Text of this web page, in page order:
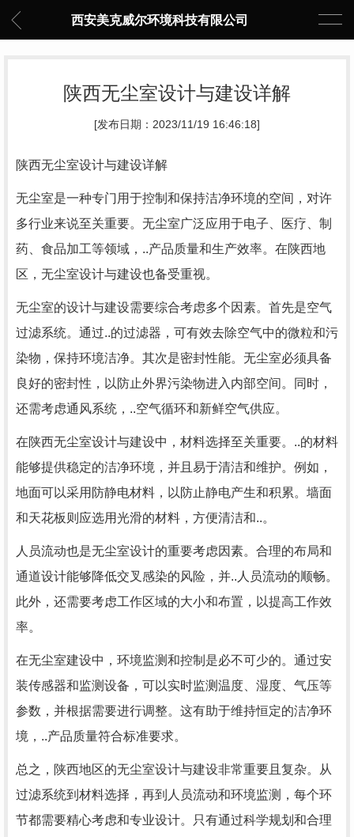
西安美克威尔环境科技有限公司
陕西无尘室设计与建设详解
[发布日期：2023/11/19 16:46:18]
陕西无尘室设计与建设详解
无尘室是一种专门用于控制和保持洁净环境的空间，对许
多行业来说至关重要。无尘室广泛应用于电子、医疗、制
药、食品加工等领域，..产品质量和生产效率。在陕西地
区，无尘室设计与建设也备受重视。
无尘室的设计与建设需要综合考虑多个因素。首先是空气
过滤系统。通过..的过滤器，可有效去除空气中的微粒和污
染物，保持环境洁净。其次是密封性能。无尘室必须具备
良好的密封性，以防止外界污染物进入内部空间。同时，
还需考虑通风系统，..空气循环和新鲜空气供应。
在陕西无尘室设计与建设中，材料选择至关重要。..的材料
能够提供稳定的洁净环境，并且易于清洁和维护。例如，
地面可以采用防静电材料，以防止静电产生和积累。墙面
和天花板则应选用光滑的材料，方便清洁和..。
人员流动也是无尘室设计的重要考虑因素。合理的布局和
通道设计能够降低交叉感染的风险，并..人员流动的顺畅。
此外，还需要考虑工作区域的大小和布置，以提高工作效
率。
在无尘室建设中，环境监测和控制是必不可少的。通过安
装传感器和监测设备，可以实时监测温度、湿度、气压等
参数，并根据需要进行调整。这有助于维持恒定的洁净环
境，..产品质量符合标准要求。
总之，陕西地区的无尘室设计与建设非常重要且复杂。从
过滤系统到材料选择，再到人员流动和环境监测，每个环
节都需要精心考虑和专业设计。只有通过科学规划和合理